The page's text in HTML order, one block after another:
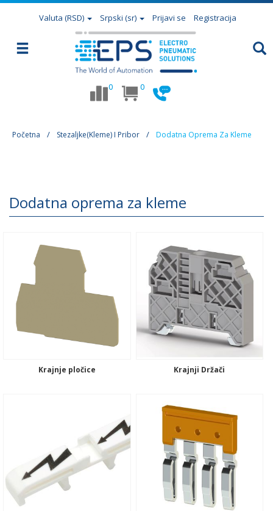
Valuta (RSD) Srpski (sr) Prijavi se Registracija
0 0
Početna Stezaljke(Kleme) I Pribor Dodatna Oprema Za Kleme
Dodatna oprema za kleme
Krajnje pločice Krajnji Držači